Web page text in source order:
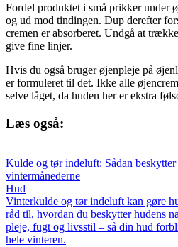
Fordel produktet i små prikker under
og ud mod tindingen. Dup derefter
cremen er absorberet. Undgå at
give fine linjer.
Hvis du også bruger øjenpleje på
er formuleret til det. Ikke alle
selve låget, da huden her er ekstra
Læs også:
Kulde og tør indeluft: Sådan
vintermånederne
Hud
Vinterkulde og tør indeluft kan gøre
råd til, hvordan du beskytter hudens
pleje, fugt og livsstil – så din hud
hele vinteren.